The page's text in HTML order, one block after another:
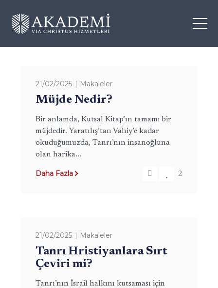
21/02/2025 Makaleler
Müjde Nedir?
Bir anlamda, Kutsal Kitap’ın tamamı bir
müjdedir. Yaratılış’tan Vahiy’e kadar
okuduğumuzda, Tanrı’nın insanoğluna
olan harika...
Daha Fazla 2
21/02/2025 Makaleler
Tanrı Hristiyanlara Sırt
Çeviri mi?
Tanrı’nın İsrail halkını kutsaması için